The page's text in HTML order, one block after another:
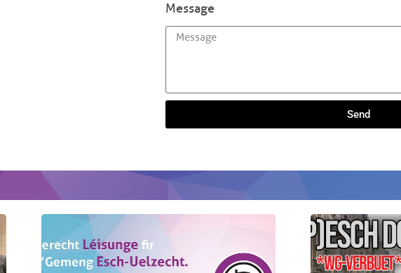
Message
Send